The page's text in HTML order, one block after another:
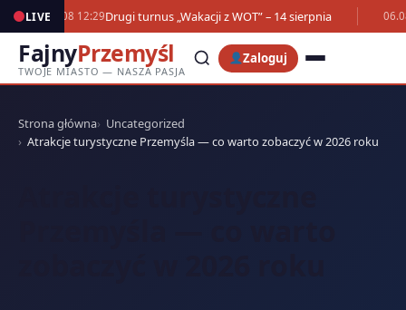
LIVE07.08 12:29Drugi turnus „Wakacji z WOT” – 14 sierpnia
FajnyPrzemyśl
TWOJE MIASTO — NASZA PASJA
Zaloguj
Strona główna
Uncategorized
Atrakcje turystyczne Przemyśla — co warto zobaczyć w 2026 roku